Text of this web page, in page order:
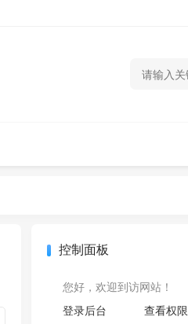
控制面板
您好，欢迎到访网站！
登录后台
查看权限